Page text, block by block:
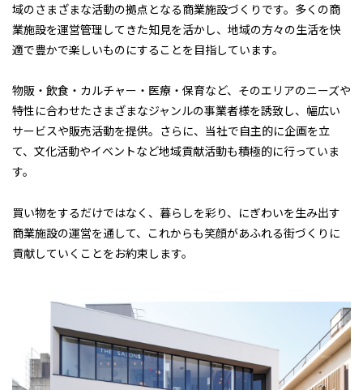
域のさまざまな活動の拠点となる商業施設づくりです。多くの商
業施設を運営管理してきた知見を活かし、地域の方々の生活を快
適で豊かで楽しいものにすることを目指しています。
物販・飲食・カルチャー・医療・保育など、そのエリアのニーズや
特性に合わせたさまざまなジャンルの事業者様を誘致し、幅広い
サービスや販売活動を提供。さらに、当社で自主的に企画を立
て、文化活動やイベントなど地域貢献活動も積極的に行っていま
す。
買い物をするだけではなく、暮らしを彩り、にぎわいを生み出す
商業施設の運営を通して、これからも笑顔があふれる街づくりに
貢献していくことをお約束します。